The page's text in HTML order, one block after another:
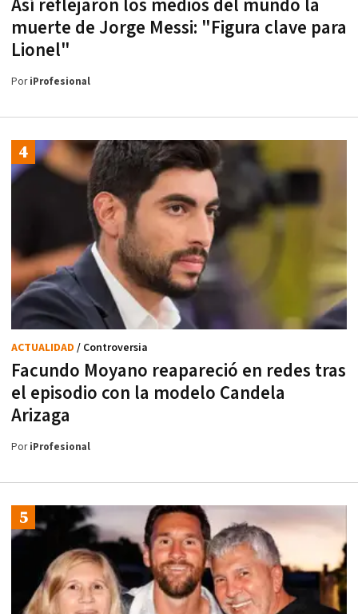
Así reflejaron los medios del mundo la
muerte de Jorge Messi: "Figura clave para
Lionel"
PoriProfesional
Facundo Moyano reapareció en redes tras
el episodio con la modelo Candela
Arizaga
ACTUALIDAD / Controversia
PoriProfesional